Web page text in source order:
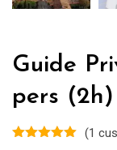
Guide
pers (2h)
(1